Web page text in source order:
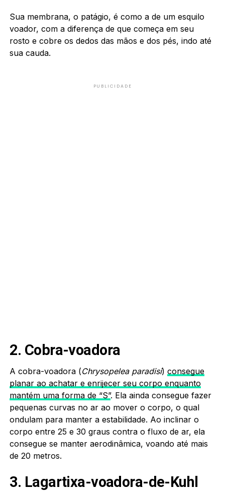
Sua membrana, o patágio, é como a de um esquilo
voador, com a diferença de que começa em seu
rosto e cobre os dedos das mãos e dos pés, indo até
sua cauda.
PUBLICIDADE
2. Cobra-voadora
A cobra-voadora (Chrysopelea paradisi) consegue
planar ao achatar e enrijecer seu corpo enquanto
mantém uma forma de “S”. Ela ainda consegue fazer
pequenas curvas no ar ao mover o corpo, o qual
ondulam para manter a estabilidade. Ao inclinar o
corpo entre 25 e 30 graus contra o fluxo de ar, ela
consegue se manter aerodinâmica, voando até mais
de 20 metros.
3. Lagartixa-voadora-de-Kuhl